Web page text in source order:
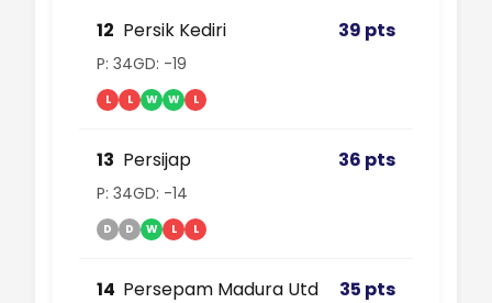
12 Persik Kediri 39 pts
P: 34GD: -19
L L W W L
13 Persijap 36 pts
P: 34GD: -14
D D W L L
14 Persepam Madura Utd 35 pts